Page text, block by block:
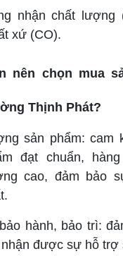
nhận chất lượng
xứ (CO).
nên chọn mua
Thịnh Phát?
sản phẩm: cam
đạt chuẩn,
cao, đảm bảo
hành, bảo trì:
nhận được sự hỗ trợ